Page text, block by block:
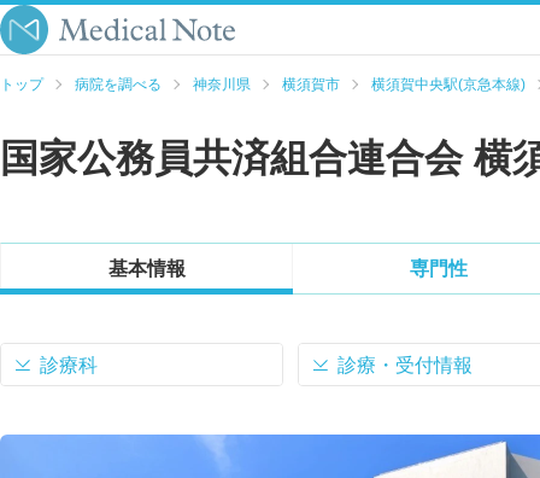
トップ 病院を調べる 神奈川県 横須賀市 横須賀中央駅(京急本線)
国家公務員共済組合連合会 横
基本情報 専門性
診療科 診療・受付情報